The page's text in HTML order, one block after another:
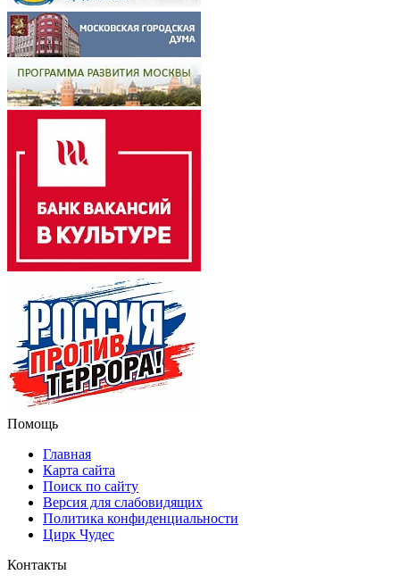
Помощь
Главная
Карта сайта
Поиск по сайту
Версия для слабовидящих
Политика конфиденциальности
Цирк Чудес
Контакты